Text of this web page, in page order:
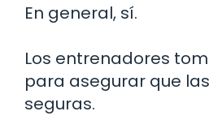
En general, sí.
Los entrenadores
para asegurar que
seguras.